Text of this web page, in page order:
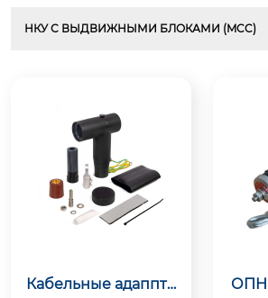
НКУ С ВЫДВИЖНЫМИ БЛОКАМИ (MCC)
Кабельные адаппте
ОПН